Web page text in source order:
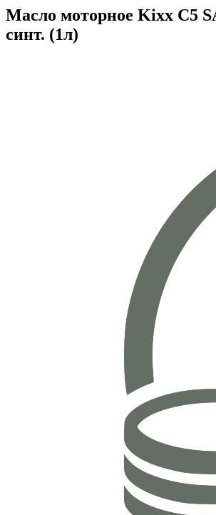
Масло моторное Kixx C5
синт. (1л)